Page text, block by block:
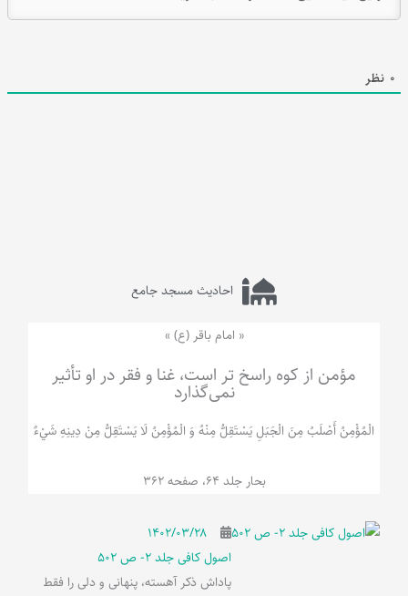
0 نظر
احادیث مسجد جامع
« امام باقر (ع) »
مؤمن از کوه راسخ تر است، غنا و فقر در او تأثیر
نمی‌گذارد
الْمُؤْمِنُ‌ أَصْلَبُ‌ مِنَ‌ الْجَبَلِ‌ یَسْتَقِلُّ مِنْهُ وَ الْمُؤْمِنُ لَا يَسْتَقِلُّ مِنْ دِينِهِ شَيْ‌ءٌ
بحار جلد 64، صفحه 362
۱۴۰۲/۰۳/۲۸
اصول کافی جلد 2- ص 502
پاداش ذکر آهسته، پنهانی و دلی را فقط